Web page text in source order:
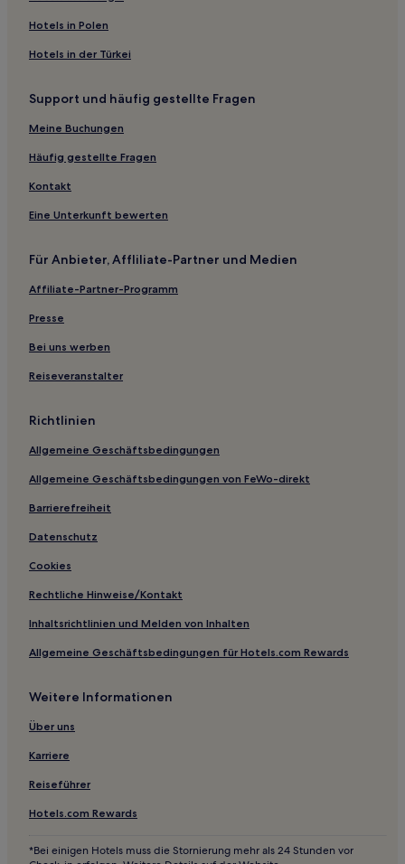
Hotels nahe Strand von Achladies
Hotels nahe Élios
Hotels nahe Strand von Mandraki
Hotels nahe Strand von Limnonari
Aparthotels in Skiathos-Stadt
Aparthotels in Alonissos
Ferienwohnungen in Versteckter Strand von Skiathos
Ferienwohnungen in Skiathos
Gasthäuser in Skopelos-Stadt
Aparthotels in Skopelos
Ferienwohnungen in Skopelos
Gasthäuser in Sporaden
Hotels mit inbegriffenem Frühstück in Skiathos
Familien in Skiathos
Lgbtqia-Freundliche in Skiathos
Lgbtqia-Freundliche in Skiathos-Stadt
Business in Skiathos-Stadt
Familien in Alonissos
Hotels mit Parkplatz in Alonissos
Haustierfreundliche in Alonissos
Familien in Neo Klima
Haustierfreundliche nahe Versteckter Strand von Skiathos
Hotels mit Pool nahe Versteckter Strand von Skiathos
Hotels mit Parkplatz in Koukounaries
Günstige in Koukounaries
Hotels mit Parkplatz in Patitiri
Günstige in Patitiri
Hotels in Polen
Hotels in der Türkei
Support und häufig gestellte Fragen
Meine Buchungen
Häufig gestellte Fragen
Kontakt
Eine Unterkunft bewerten
Für Anbieter, Affliliate-Partner und Medien
Affiliate-Partner-Programm
Presse
Bei uns werben
Reiseveranstalter
Richtlinien
Allgemeine Geschäftsbedingungen
Allgemeine Geschäftsbedingungen von FeWo-direkt
Barrierefreiheit
Datenschutz
Cookies
Rechtliche Hinweise/Kontakt
Inhaltsrichtlinien und Melden von Inhalten
Allgemeine Geschäftsbedingungen für Hotels.com Rewards
Weitere Informationen
Über uns
Karriere
Reiseführer
Hotels.com Rewards
*Bei einigen Hotels muss die Stornierung mehr als 24 Stunden vor